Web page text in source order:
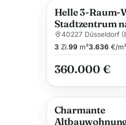
Helle 3-Raum-
Stadtzentrum
40227 Düsseldorf
3 Zi.99 m²3.636 €/
360.000 €
Charmante